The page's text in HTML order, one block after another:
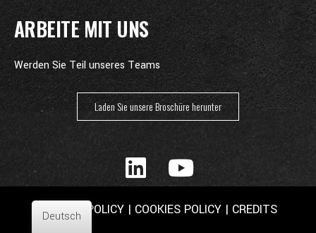
ARBEITE MIT UNS
Werden Sie Teil unseres Teams
Laden Sie unsere Broschüre herunter
PRIVACY POLICY | COOKIES POLICY | CREDITS
Deutsch